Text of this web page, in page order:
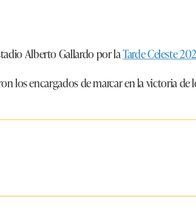
Alberto Gallardo por laTarde Celeste
los encargados de marcar en la victoria